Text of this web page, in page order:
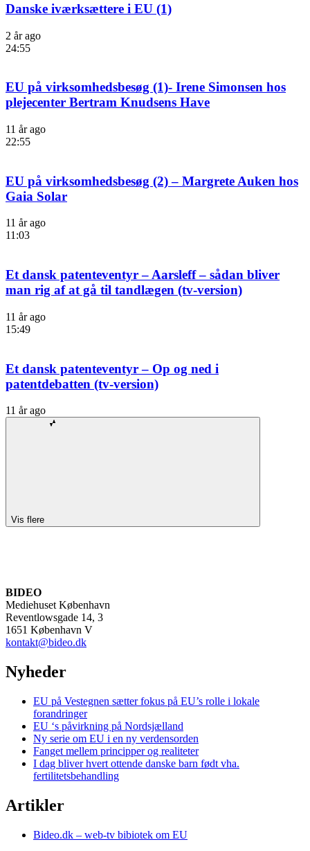
Danske iværksættere i EU (1)
2 år ago
24:55
EU på virksomhedsbesøg (1)- Irene Simonsen hos
plejecenter Bertram Knudsens Have
11 år ago
22:55
EU på virksomhedsbesøg (2) – Margrete Auken hos
Gaia Solar
11 år ago
11:03
Et dansk patenteventyr – Aarsleff – sådan bliver
man rig af at gå til tandlægen (tv-version)
11 år ago
15:49
Et dansk patenteventyr – Op og ned i
patentdebatten (tv-version)
11 år ago
Vis flere
BIDEO
Mediehuset København
Reventlowsgade 14, 3
1651 København V
kontakt@bideo.dk
Nyheder
EU på Vestegnen sætter fokus på EU’s rolle i lokale
forandringer
EU ‘s påvirkning på Nordsjælland
Ny serie om EU i en ny verdensorden
Fanget mellem principper og realiteter
I dag bliver hvert ottende danske barn født vha.
fertilitetsbehandling
Artikler
Bideo.dk – web-tv bibiotek om EU